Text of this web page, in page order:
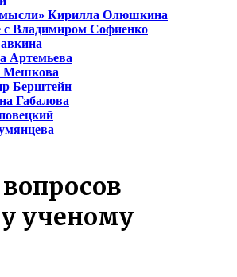
мысли» Кирилла Олюшкина
с Владимиром Софиенко
Артемьева
Мешкова
Берштейн
Габалова
ученому